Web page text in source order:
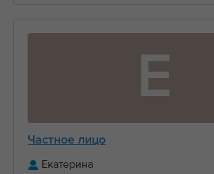
Е
Частное лицо
Екатерина